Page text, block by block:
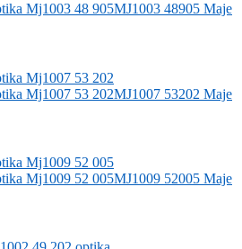
MJ1003 48905 Maje
MJ1007 53202 Maje
MJ1009 52005 Maje